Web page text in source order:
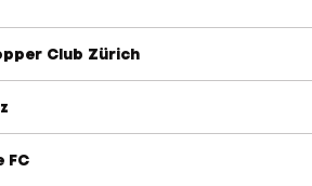
Club Zürich
FC